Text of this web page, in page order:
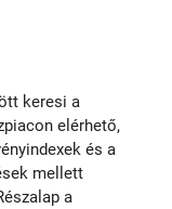
keresi a
elérhető,
és a
mellett
a